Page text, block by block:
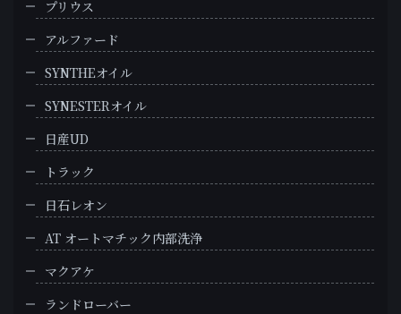
プリウス
アルファード
SYNTHEオイル
SYNESTERオイル
日産UD
トラック
日石レオン
AT オートマチック内部洗浄
マクアケ
ランドローバー